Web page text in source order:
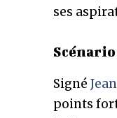
ses
Signé
points